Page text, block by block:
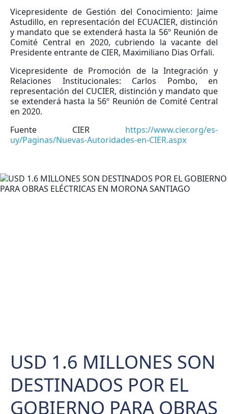
Vicepresidente de Gestión del Conocimiento: Jaime
Astudillo, en representación del ECUACIER, distinción
y mandato que se extenderá hasta la 56º Reunión de
Comité Central en 2020, cubriendo la vacante del
Presidente entrante de CIER, Maximiliano Dias Orfali.
Vicepresidente de Promoción de la Integración y
Relaciones Institucionales: Carlos Pombo, en
representación del CUCIER, distinción y mandato que
se extenderá hasta la 56º Reunión de Comité Central
en 2020.
Fuente CIER https://www.cier.org/es-
uy/Paginas/Nuevas-Autoridades-en-CIER.aspx
USD 1.6 MILLONES SON
DESTINADOS POR EL
GOBIERNO PARA OBRAS